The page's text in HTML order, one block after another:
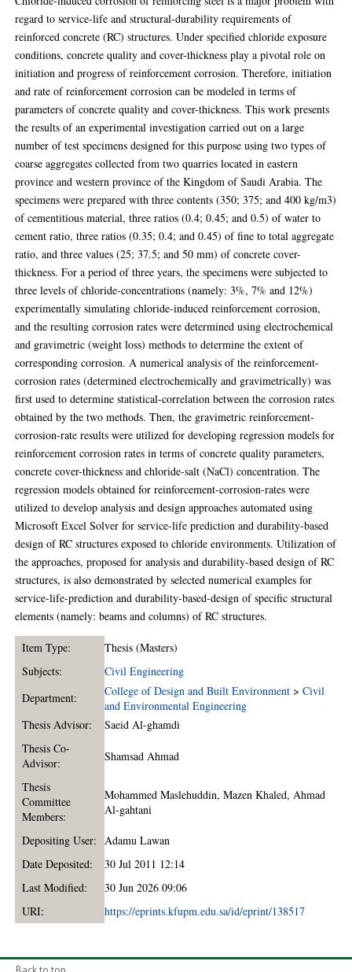
regard to service-life and structural-durability requirements of
reinforced concrete (RC) structures. Under specified chloride exposure
conditions, concrete quality and cover-thickness play a pivotal role on
initiation and progress of reinforcement corrosion. Therefore, initiation
and rate of reinforcement corrosion can be modeled in terms of
parameters of concrete quality and cover-thickness. This work presents
the results of an experimental investigation carried out on a large
number of test specimens designed for this purpose using two types of
coarse aggregates collected from two quarries located in eastern
province and western province of the Kingdom of Saudi Arabia. The
specimens were prepared with three contents (350; 375; and 400 kg/m3)
of cementitious material, three ratios (0.4; 0.45; and 0.5) of water to
cement ratio, three ratios (0.35; 0.4; and 0.45) of fine to total aggregate
ratio, and three values (25; 37.5; and 50 mm) of concrete cover-
thickness. For a period of three years, the specimens were subjected to
three levels of chloride-concentrations (namely: 3%, 7% and 12%)
experimentally simulating chloride-induced reinforcement corrosion,
and the resulting corrosion rates were determined using electrochemical
and gravimetric (weight loss) methods to determine the extent of
corresponding corrosion. A numerical analysis of the reinforcement-
corrosion rates (determined electrochemically and gravimetrically) was
first used to determine statistical-correlation between the corrosion rates
obtained by the two methods. Then, the gravimetric reinforcement-
corrosion-rate results were utilized for developing regression models for
reinforcement corrosion rates in terms of concrete quality parameters,
concrete cover-thickness and chloride-salt (NaCl) concentration. The
regression models obtained for reinforcement-corrosion-rates were
utilized to develop analysis and design approaches automated using
Microsoft Excel Solver for service-life prediction and durability-based
design of RC structures exposed to chloride environments. Utilization of
the approaches, proposed for analysis and durability-based design of RC
structures, is also demonstrated by selected numerical examples for
service-life-prediction and durability-based-design of specific structural
elements (namely: beams and columns) of RC structures.
Item Type:
Thesis (Masters)
Subjects:
Civil Engineering
Department:
College of Design and Built Environment >Civil
and Environmental Engineering
Thesis Advisor:
Saeid Al-ghamdi
Thesis Co-
Advisor:
Shamsad Ahmad
Thesis
Committee
Members:
Mohammed Maslehuddin,Mazen Khaled,Ahmad
Al-gahtani
Depositing User:
Adamu Lawan
Date Deposited:
30 Jul 2011 12:14
Last Modified:
30 Jun 2026 09:06
URI:
https://eprints.kfupm.edu.sa/id/eprint/138517